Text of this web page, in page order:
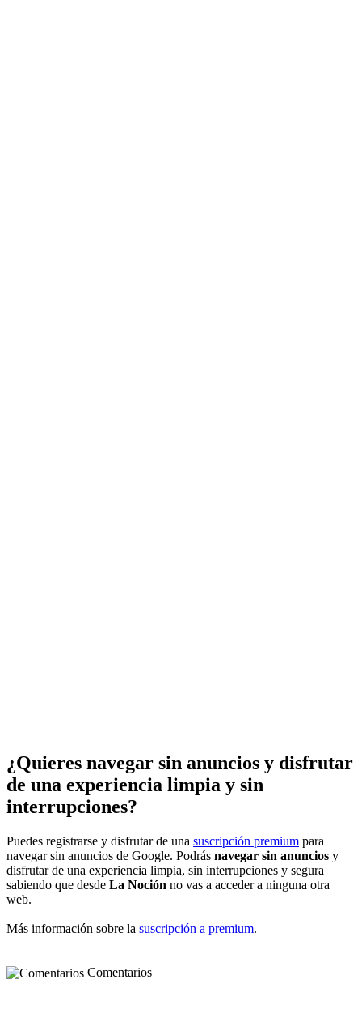
¿Quieres navegar sin anuncios y disfrutar
de una experiencia limpia y sin
interrupciones?
Puedes registrarse y disfrutar de una suscripción premium para
navegar sin anuncios de Google. Podrás navegar sin anuncios y
disfrutar de una experiencia limpia, sin interrupciones y segura
sabiendo que desde La Noción no vas a acceder a ninguna otra
web.
Más información sobre la suscripción a premium.
Comentarios